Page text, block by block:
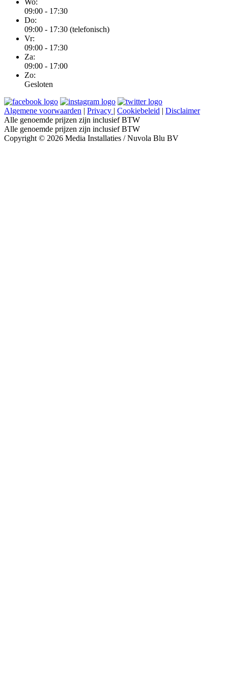
Wo:
09:00 - 17:30
Do:
09:00 - 17:30 (telefonisch)
Vr:
09:00 - 17:30
Za:
09:00 - 17:00
Zo:
Gesloten
Algemene voorwaarden | Privacy | Cookiebeleid | Disclaimer
Alle genoemde prijzen zijn inclusief BTW
Alle genoemde prijzen zijn inclusief BTW
Copyright © 2026 Media Installaties / Nuvola Blu BV